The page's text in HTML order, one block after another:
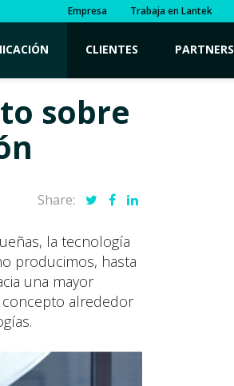
Empresa Trabaja en Lantek
CLIENTES PARTNERS
sobre
Share:
la tecnología
producimos, hasta
una mayor
alrededor